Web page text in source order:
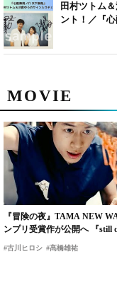
MOVIE
『冒険の夜』TAMA NEW
ンプリ受賞作が公開へ 『still
同時上映決定
#古川ヒロシ #髙橋雄祐
田村ツトム
ント！／『心